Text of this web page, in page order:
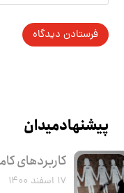
پیشنهاد میدان
کاربرد‌های
۱۷ اسفند ۱۴۰۰